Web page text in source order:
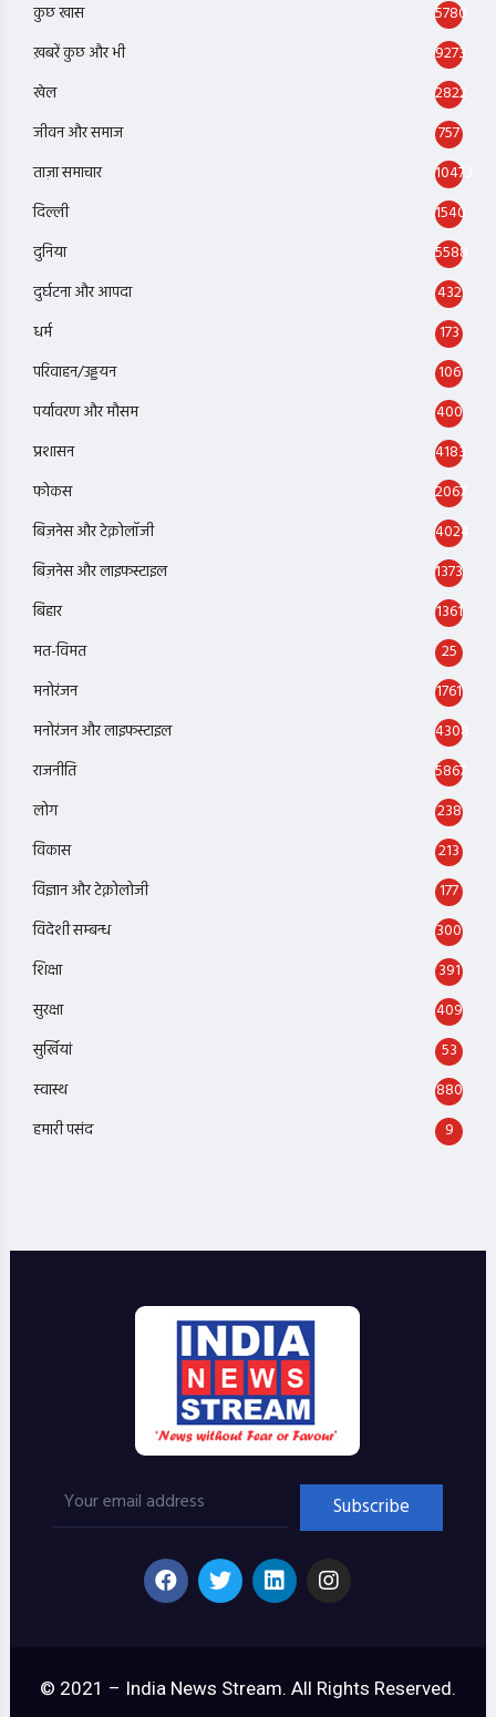
कुछ खास
5780
ख़बरें कुछ और भी
9273
खेल
2822
जीवन और समाज
757
ताज़ा समाचार
10473
दिल्ली
1540
दुनिया
5588
दुर्घटना और आपदा
432
धर्म
173
परिवाहन/उड्डयन
106
पर्यावरण और मौसम
400
प्रशासन
4183
फोकस
2067
बिज़नेस और टेक्नोलॉजी
4024
बिज़नेस और लाइफस्टाइल
1373
बिहार
1361
मत-विमत
25
मनोरंजन
1761
मनोरंजन और लाइफस्टाइल
4308
राजनीति
5867
लोग
238
विकास
213
विज्ञान और टेक्नोलोजी
177
विदेशी सम्बन्ध
300
शिक्षा
391
सुरक्षा
409
सुर्खियां
53
स्वास्थ
880
हमारी पसंद
9
© 2021 – India News Stream. All Rights Reserved.